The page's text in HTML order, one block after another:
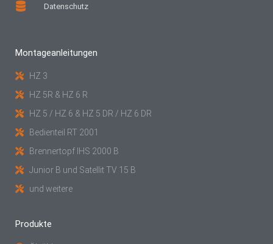
Datenschutz
Montageanleitungen
HZ 3
HZ 5R & HZ 6 R
HZ 5 / HZ 6 & HZ 5 DR / HZ 6 DR
Bedienteil RT 2001
Brennertopf IHS 2000 B
Junior B und Satellit TV 15 B
und weitere
Produkte